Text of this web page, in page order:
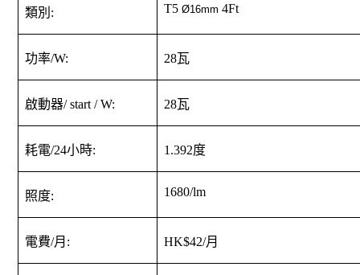
類別 : T5 Ø16mm 4Ft
功率/W: 28瓦
啟動器/ start / W: 28瓦
耗電/24小時: 1.392度
照度: 1680/lm
電費/月 : HK$42/月